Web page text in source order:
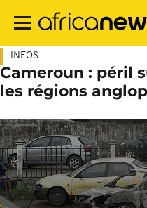
contenu
INFOS
Cameroun : péril
les régions